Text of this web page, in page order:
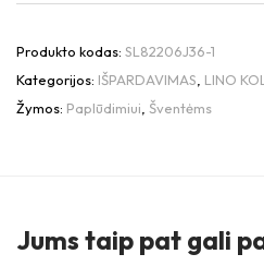
Produkto kodas: SL82206J36-1
Kategorijos: IŠPARDAVIMAS, LINO
Žymos: Paplūdimiui, Šventėms
Jums taip pat gali